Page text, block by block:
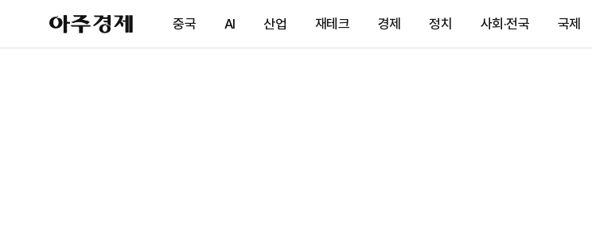
아
주
제
중국 AI 산업 재테크 경제 정치 사회·전국 국제